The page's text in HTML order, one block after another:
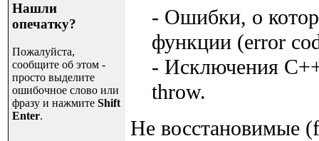
Нашли
опечатку?
Пожалуйста,
сообщите об этом -
просто выделите
ошибочное слово или
фразу и нажмите Shift
Enter.
- Ошибки, о
функции (error
- Исключения
throw.
Не восстановимые